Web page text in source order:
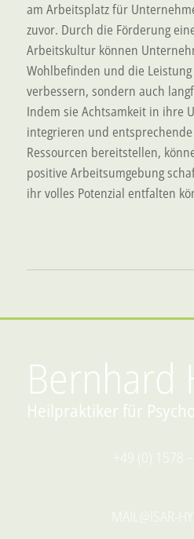
am Arbeitsplatz für
zuvor. Durch die Förderung
Arbeitskultur können
Wohlbefinden und die
verbessern, sondern auch
Indem sie Achtsamkeit in ihre
integrieren und
Ressourcen bereitstellen,
positive Arbeitsumgebung
ihr volles Potenzial entfalten
Bernhard
Heilpraktiker für
+49 (0) 1578
MAIL@ISAR-